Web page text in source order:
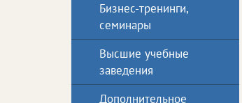
Бизнес-тренинги,
семинары
Высшие учебные
заведения
Дополнительное